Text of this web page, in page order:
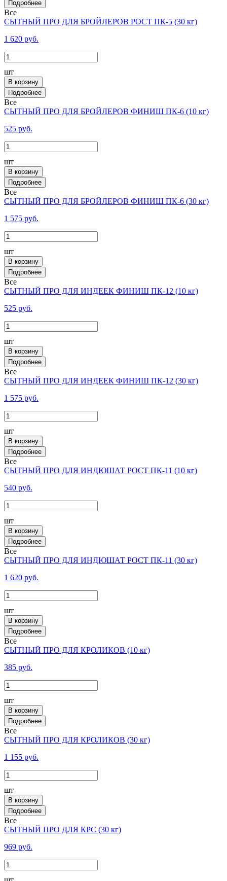
Все
СЫТНЫЙ ПРО ДЛЯ БРОЙЛЕРОВ РОСТ ПК-5 (30 кг)
1 620 руб.
шт
В корзину
Все
СЫТНЫЙ ПРО ДЛЯ БРОЙЛЕРОВ ФИНИШ ПК-6 (10 кг)
525 руб.
шт
В корзину
Все
СЫТНЫЙ ПРО ДЛЯ БРОЙЛЕРОВ ФИНИШ ПК-6 (30 кг)
1 575 руб.
шт
В корзину
Все
СЫТНЫЙ ПРО ДЛЯ ИНДЕЕК ФИНИШ ПК-12 (10 кг)
525 руб.
шт
В корзину
Все
СЫТНЫЙ ПРО ДЛЯ ИНДЕЕК ФИНИШ ПК-12 (30 кг)
1 575 руб.
шт
В корзину
Все
СЫТНЫЙ ПРО ДЛЯ ИНДЮШАТ РОСТ ПК-11 (10 кг)
540 руб.
шт
В корзину
Все
СЫТНЫЙ ПРО ДЛЯ ИНДЮШАТ РОСТ ПК-11 (30 кг)
1 620 руб.
шт
В корзину
Все
СЫТНЫЙ ПРО ДЛЯ КРОЛИКОВ (10 кг)
385 руб.
шт
В корзину
Все
СЫТНЫЙ ПРО ДЛЯ КРОЛИКОВ (30 кг)
1 155 руб.
шт
В корзину
Все
СЫТНЫЙ ПРО ДЛЯ КРС (30 кг)
969 руб.